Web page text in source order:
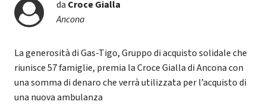
da Croce Gialla
Ancona
La generosità di Gas-Tigo, Gruppo di acquisto solidale che
riunisce 57 famiglie, premia la Croce Gialla di Ancona con
una somma di denaro che verrà utilizzata per l’acquisto di
una nuova ambulanza